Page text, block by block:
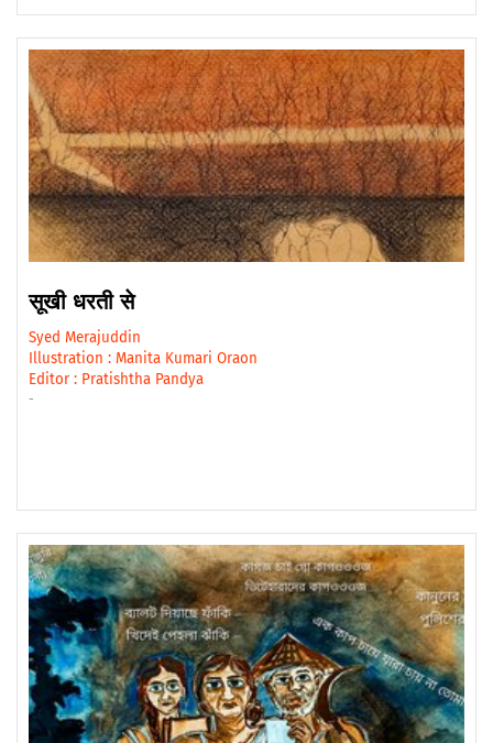
सूखी धरती से
Syed Merajuddin
Illustration : Manita Kumari Oraon
Editor : Pratishtha Pandya
-